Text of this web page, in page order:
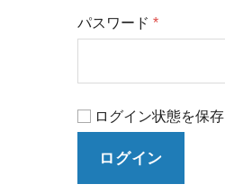
パスワード *
ログイン状態を保存
ログイン